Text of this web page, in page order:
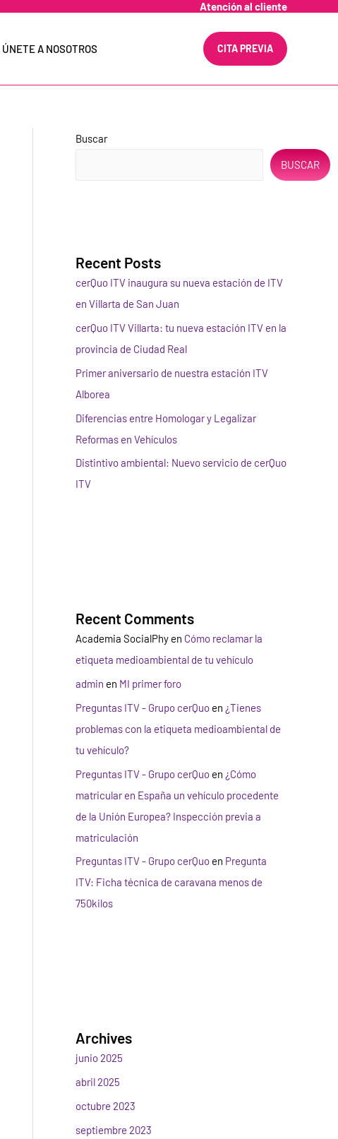
Atención al cliente
ÚNETE A NOSOTROS CITA PREVIA
Buscar
BUSCAR
Recent Posts
cerQuo ITV inaugura su nueva estación de ITV
en Villarta de San Juan
cerQuo ITV Villarta: tu nueva estación ITV en la
provincia de Ciudad Real
Primer aniversario de nuestra estación ITV
Alborea
Diferencias entre Homologar y Legalizar
Reformas en Vehículos
Distintivo ambiental: Nuevo servicio de cerQuo
ITV
Recent Comments
Academia SocialPhy en Cómo reclamar la
etiqueta medioambiental de tu vehículo
admin en MI primer foro
Preguntas ITV - Grupo cerQuo en ¿Tienes
problemas con la etiqueta medioambiental de
tu vehículo?
Preguntas ITV - Grupo cerQuo en ¿Cómo
matricular en España un vehículo procedente
de la Unión Europea? Inspección previa a
matriculación
Preguntas ITV - Grupo cerQuo en Pregunta
ITV: Ficha técnica de caravana menos de
750kilos
Archives
junio 2025
abril 2025
octubre 2023
septiembre 2023